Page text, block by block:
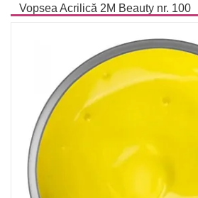
Vopsea Acrilică 2M Beauty nr. 100